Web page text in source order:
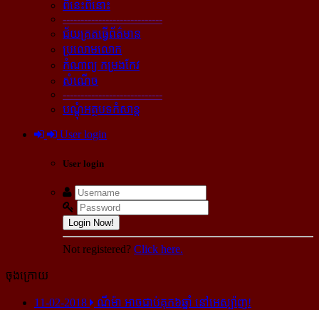
ពីនេះពីនោះ
----------------------------
ជ័យគ្រតធ្វើព័ត៌មាន
ប្រលោមលោក
កំណាព្យ កម្រងកែវ
សំណើច
----------------------------
បណ្ដុំអត្ថបទកំសាន្ដ
User login
User login
Login Now!
Not registered? Click here.
ចុងក្រោយ
11-02-2018
ណីម៉ា អាច​ជាប់​គុក​៦ឆ្នាំ នៅ​អេស្ប៉ាញ!